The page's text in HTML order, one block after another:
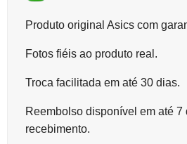
Produto original Asics com
Fotos fiéis ao produto real.
Troca facilitada em até 30 dias.
Reembolso disponível em até 7
recebimento.